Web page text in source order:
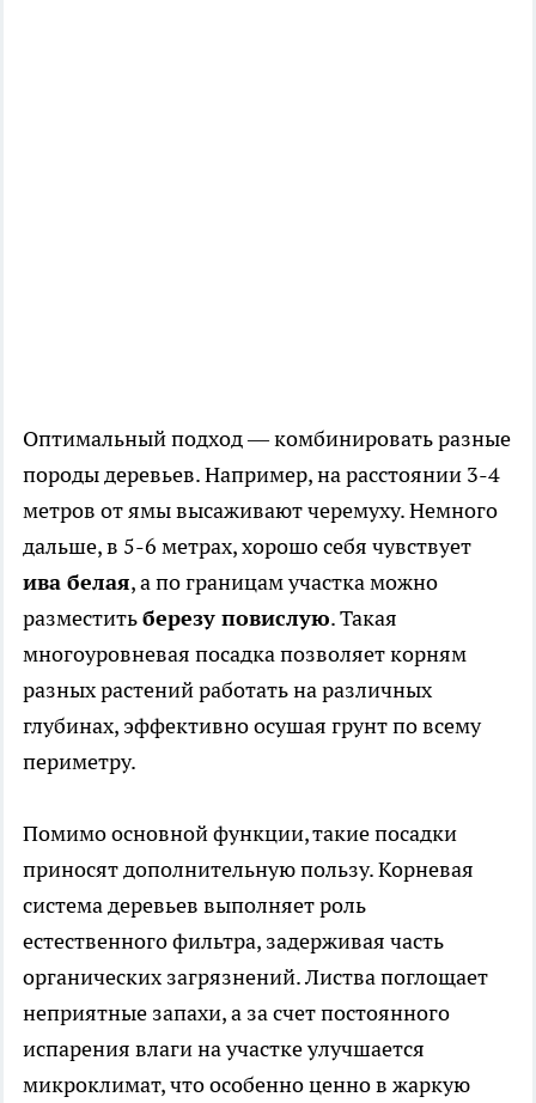
Оптимальный подход — комбинировать разные
породы деревьев. Например, на расстоянии 3-4
метров от ямы высаживают черемуху. Немного
дальше, в 5-6 метрах, хорошо себя чувствует
ива белая, а по границам участка можно
разместитьберезу повислую. Такая
многоуровневая посадка позволяет корням
разных растений работать на различных
глубинах, эффективно осушая грунт по всему
периметру.
Помимо основной функции, такие посадки
приносят дополнительную пользу. Корневая
система деревьев выполняет роль
естественного фильтра, задерживая часть
органических загрязнений. Листва поглощает
неприятные запахи, а за счет постоянного
испарения влаги на участке улучшается
микроклимат, что особенно ценно в жаркую